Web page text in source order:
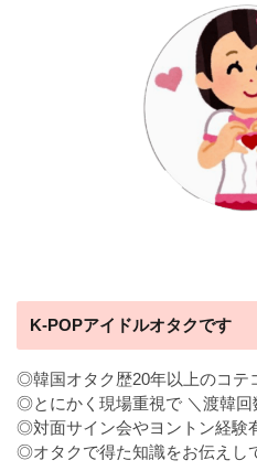
K-POPアイドルオタクです
◎韓国オタク歴20年以上のコテ
◎とにかく現場重視で ＼渡韓回
◎対面サイン会やヨントン経験
◎オタクで得た知識をお伝えし